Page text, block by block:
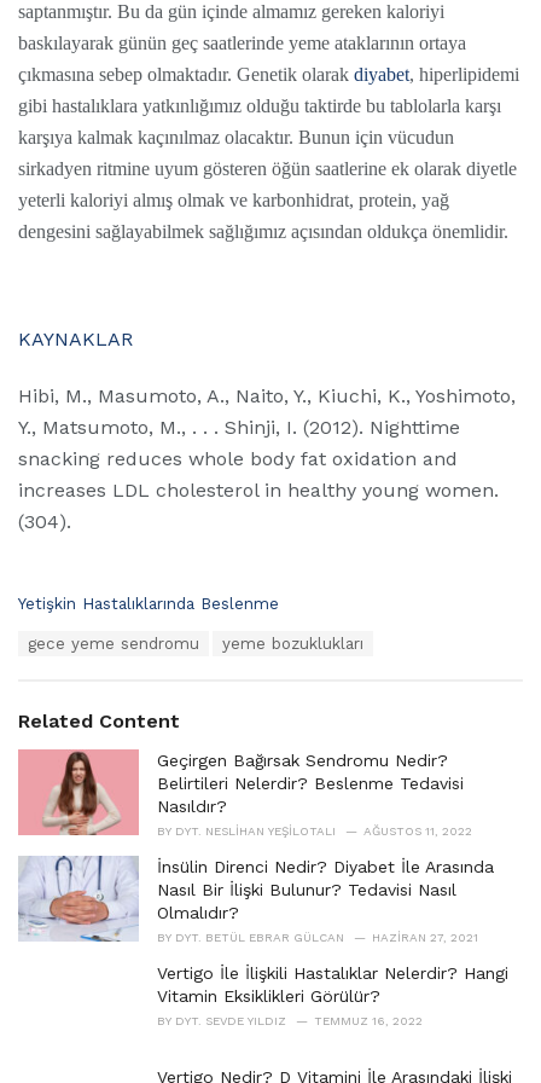
saptanmıştır. Bu da gün içinde almamız gereken kaloriyi
baskılayarak günün geç saatlerinde yeme ataklarının ortaya
çıkmasına sebep olmaktadır. Genetik olarak diyabet, hiperlipidemi
gibi hastalıklara yatkınlığımız olduğu taktirde bu tablolarla karşı
karşıya kalmak kaçınılmaz olacaktır. Bunun için vücudun
sirkadyen ritmine uyum gösteren öğün saatlerine ek olarak diyetle
yeterli kaloriyi almış olmak ve karbonhidrat, protein, yağ
dengesini sağlayabilmek sağlığımız açısından oldukça önemlidir.
KAYNAKLAR
Hibi, M., Masumoto, A., Naito, Y., Kiuchi, K., Yoshimoto,
Y., Matsumoto, M., . . . Shinji, I. (2012). Nighttime
snacking reduces whole body fat oxidation and
increases LDL cholesterol in healthy young women.
(304).
C
o
r
i
Yetişkin Hastalıklarında Beslenme
:
gece yeme sendromu yeme bozuklukları
Related Content
Geçirgen Bağırsak Sendromu Nedir?
Belirtileri Nelerdir? Beslenme Tedavisi
Nasıldır?
BY DYT. NESLIHAN YEŞILOTALI AĞUSTOS 11, 2022
İnsülin Direnci Nedir? Diyabet İle Arasında
Nasıl Bir İlişki Bulunur? Tedavisi Nasıl
Olmalıdır?
BY DYT. BETÜL EBRAR GÜLCAN HAZIRAN 27, 2021
Vertigo İle İlişkili Hastalıklar Nelerdir? Hangi
Vitamin Eksiklikleri Görülür?
BY DYT. SEVDE YILDIZ TEMMUZ 16, 2022
Vertigo Nedir? D Vitamini İle Arasındaki İlişki